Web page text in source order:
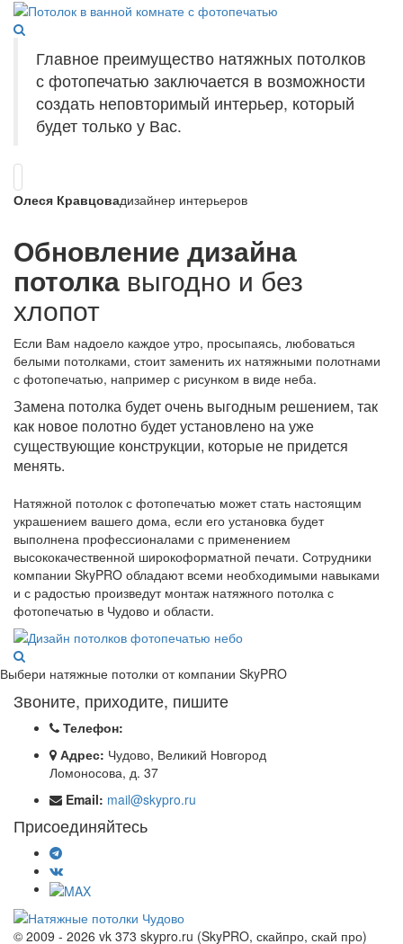
Главное преимущество натяжных потолков
с фотопечатью заключается в возможности
создать неповторимый интерьер, который
будет только у Вас.
Олеся Кравцовадизайнер интерьеров
Обновление дизайна
потолка выгодно и без
хлопот
Если Вам надоело каждое утро, просыпаясь, любоваться
белыми потолками, стоит заменить их натяжными полотнами
с фотопечатью, например с рисунком в виде неба.
Замена потолка будет очень выгодным решением, так
как новое полотно будет установлено на уже
существующие конструкции, которые не придется
менять.
Натяжной потолок с фотопечатью может стать настоящим
украшением вашего дома, если его установка будет
выполнена профессионалами с применением
высококачественной широкоформатной печати. Сотрудники
компании SkyPRO обладают всеми необходимыми навыками
и с радостью произведут монтаж натяжного потолка с
фотопечатью в Чудово и области.
Выбери натяжные потолки от компании SkyPRO
Звоните, приходите, пишите
Телефон:
Адрес: Чудово, Великий Новгород
Ломоносова, д. 37
Email: mail@skypro.ru
Присоединяйтесь
© 2009 - 2026 vk 373 skypro.ru (SkyPRO, скайпро, скай про)